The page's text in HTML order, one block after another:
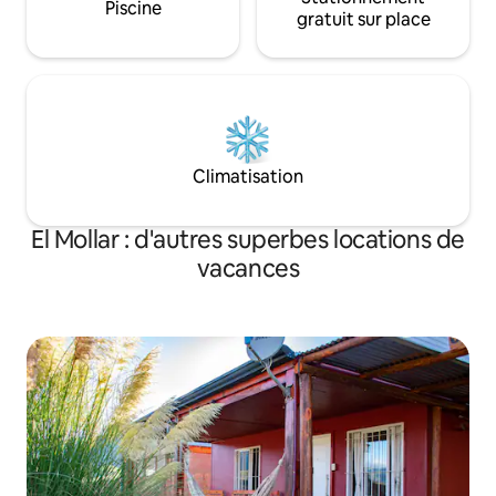
Piscine
gratuit sur place
Climatisation
El Mollar : d'autres superbes locations de
vacances